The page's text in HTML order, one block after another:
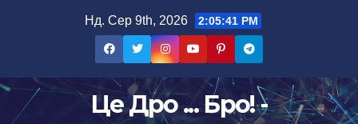
Нд. Сер 9th, 2026 2:05:43 PM
Це Дро ... Бро! -